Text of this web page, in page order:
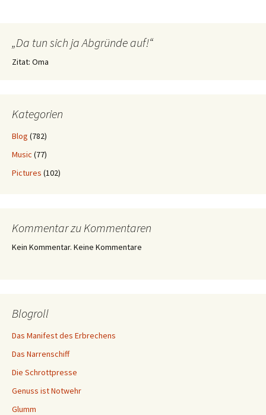
„Da tun sich ja Abgründe auf!“
Zitat: Oma
Kategorien
Blog (782)
Music (77)
Pictures (102)
Kommentar zu Kommentaren
Kein Kommentar. Keine Kommentare
Blogroll
Das Manifest des Erbrechens
Das Narrenschiff
Die Schrottpresse
Genuss ist Notwehr
Glumm